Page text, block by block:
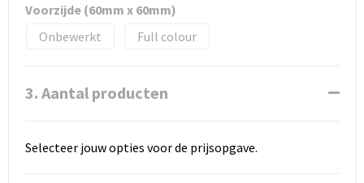
Voorzijde (60mm x 60mm)
Onbewerkt
Full colour
3. Aantal producten
Selecteer jouw opties voor de prijsopgave.